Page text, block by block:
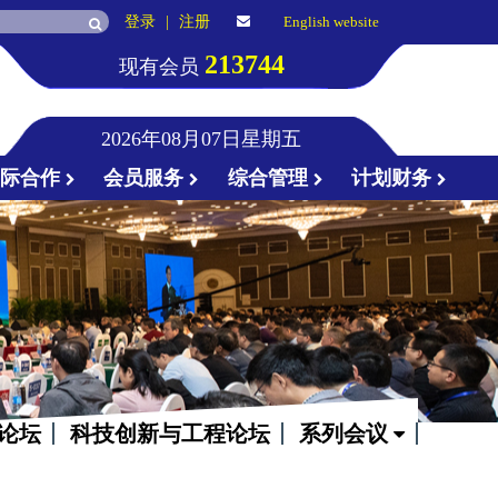
登录 注册 English website
现有会员 213744
2026年08月07日星期五
合作
会员服务 综合管理 计划财务
坛 科技创新与工程论坛 系列会议